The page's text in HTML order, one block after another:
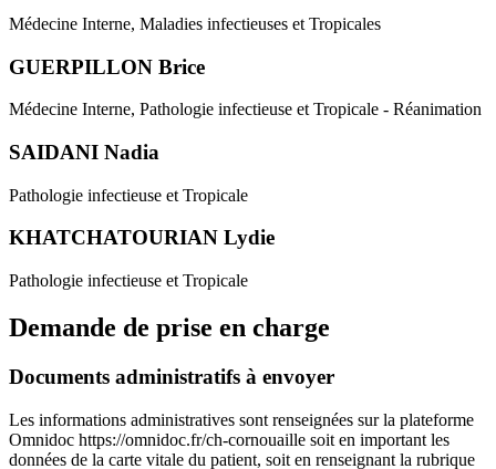
Médecine Interne, Maladies infectieuses et Tropicales
GUERPILLON Brice
Médecine Interne, Pathologie infectieuse et Tropicale - Réanimation
SAIDANI Nadia
Pathologie infectieuse et Tropicale
KHATCHATOURIAN Lydie
Pathologie infectieuse et Tropicale
Demande de prise en charge
Documents administratifs à envoyer
Les informations administratives sont renseignées sur la plateforme
Omnidoc https://omnidoc.fr/ch-cornouaille soit en important les
données de la carte vitale du patient, soit en renseignant la rubrique